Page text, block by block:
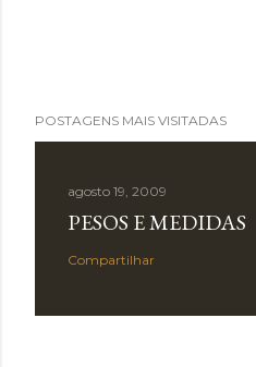
POSTAGENS MAIS VISITADAS
agosto 19, 2009
PESOS E MEDIDAS
Compartilhar